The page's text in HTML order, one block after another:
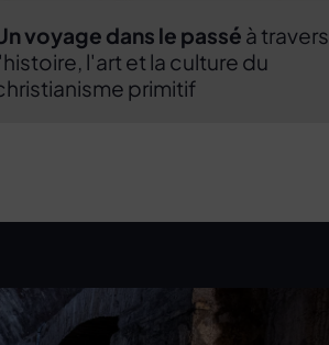
voyage dans le passé à travers
l'art et la culture du
primitif